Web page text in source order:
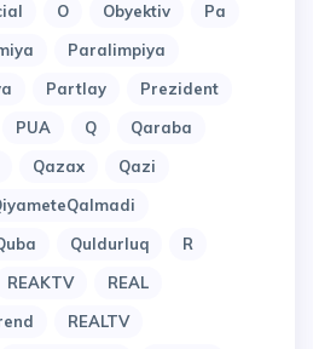
O Obyektiv
Pa
Paralimpiya
Partlay
Prezident
PUA Q
Qaraba
Qazax
Qazi
Quldurluq
R
REAKTV
REAL
REALTV